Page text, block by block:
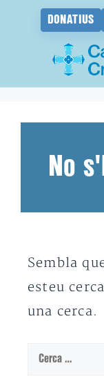
DONATIUS
No
Sembla
esteu
una cerca.
Cerca: